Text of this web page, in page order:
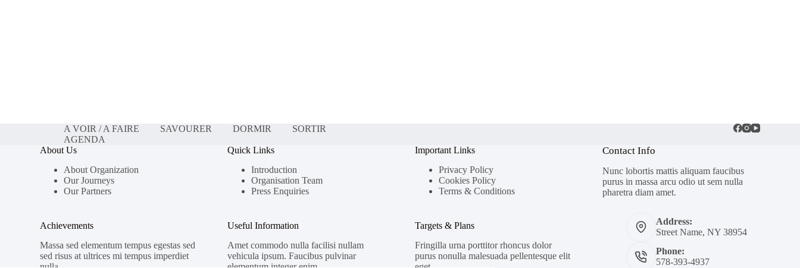
A VOIR / A FAIRE SAVOURER DORMIR
SORTIR
AGENDA
About Us
About Organization
Our Journeys
Our Partners
Achievements
Massa sed elementum tempus egestas sed
sed risus at ultrices mi tempus imperdiet
Quick Links
Introduction
Organisation Team
Press Enquiries
Useful Information
Amet commodo nulla facilisi nullam
vehicula ipsum. Faucibus pulvinar
Important Links
Privacy Policy
Cookies Policy
Terms & Conditions
Targets & Plans
Fringilla urna porttitor rhoncus dolor
purus nonulla malesuada pellentesque elit
Contact Info
Nunc lobortis mattis aliquam faucibus
purus in massa arcu odio ut sem nulla
pharetra diam amet.
Address:
Street Name, NY 38954
Phone:
578-393-4937